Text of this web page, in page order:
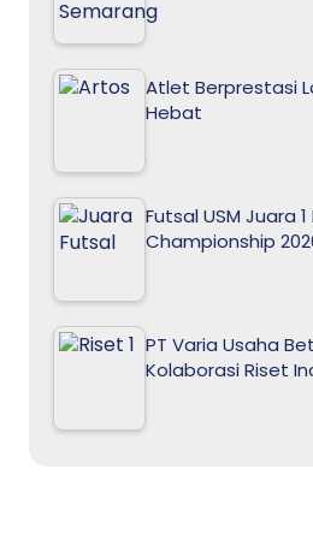
Atlet Berprestasi
Hebat
Futsal USM Juara
Championship
PT Varia Usaha
Kolaborasi Riset